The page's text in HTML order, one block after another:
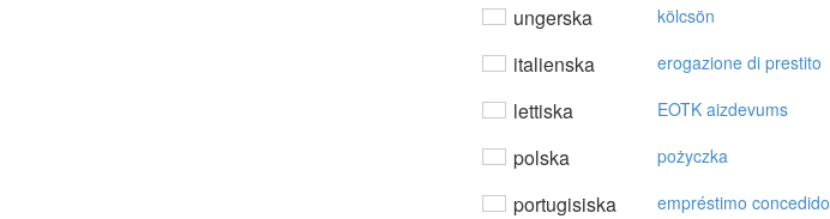
ungerska kölcsön
italienska erogazione di prestito
lettiska EOTK aizdevums
polska pożyczka
portugisiska empréstimo concedido